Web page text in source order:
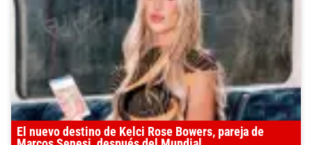
El nuevo destino de Kelci Rose Bowers, pareja de